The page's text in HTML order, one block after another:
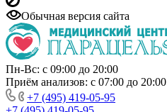
Обычная версия сайта
Пн-Вс: с 09:00 до 20:00
Приём анализов: с 07:00 до 20:00
+7 (495) 419-05-95